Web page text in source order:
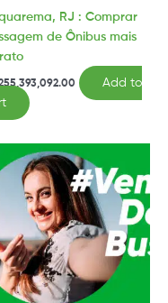
RJ : Comprar
de Ônibus mais
Add to